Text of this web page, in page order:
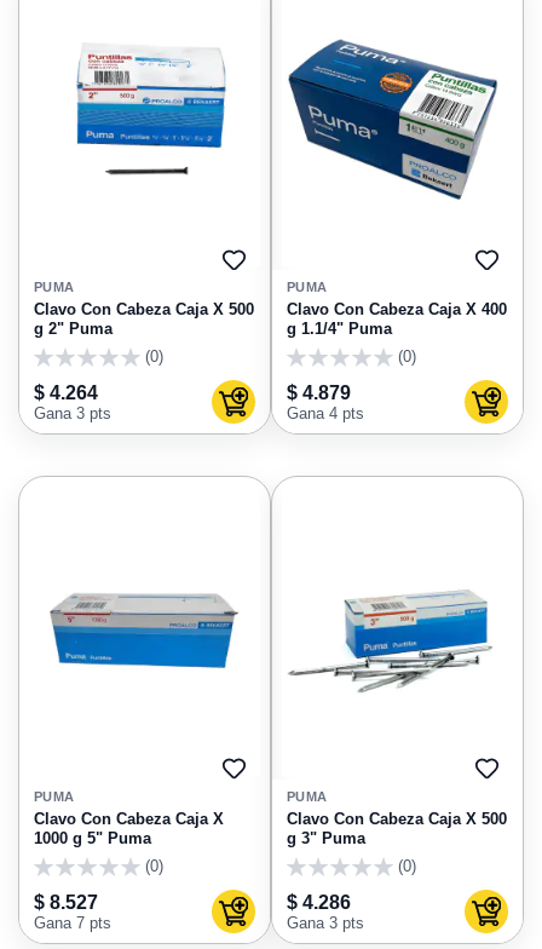
AGREGAR
FAVORITOS
PUMA
Clavo Con Cabeza Caja X 500
g 2" Puma
(0)
$ 4.264
Gana 3 pts Agregar al carrito
PUMA
Clavo Con Cabeza Caja X 400
g 1.1/4" Puma
(0)
$ 4.879
Gana 4 pts
AGREGAR
FAVORITOS
PUMA
Clavo Con Cabeza Caja X
1000 g 5" Puma
(0)
$ 8.527
Gana 7 pts Agregar al carrito
PUMA
Clavo Con Cabeza Caja X 500
g 3" Puma
(0)
$ 4.286
Gana 3 pts